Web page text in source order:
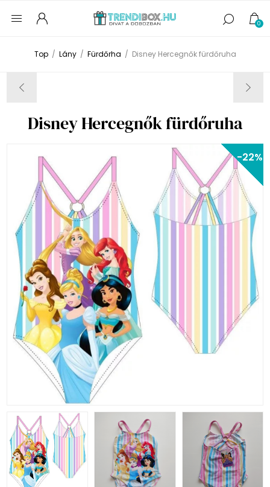
0
Top / Lány / Fürdőrha / Disney Hercegnők fürdőruha
Disney Hercegnők fürdőruha
-22%